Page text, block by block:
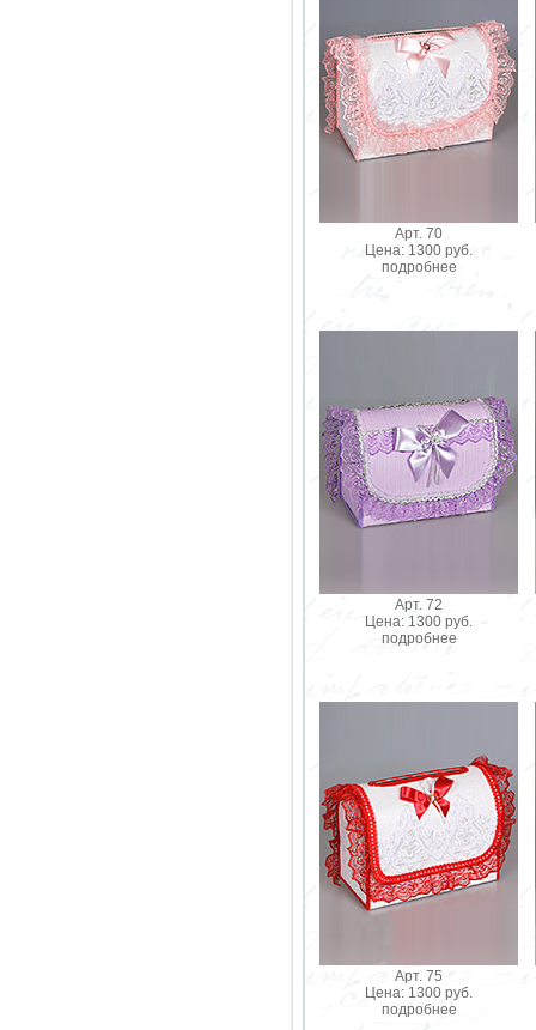
Арт. 70
Цена: 1300 руб.
подробнее
Арт. 72
Цена: 1300 руб.
подробнее
Арт. 75
Цена: 1300 руб.
подробнее